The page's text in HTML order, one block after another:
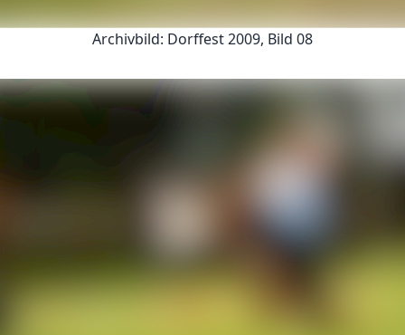
Archivbild: Dorffest 2009, Bild 08